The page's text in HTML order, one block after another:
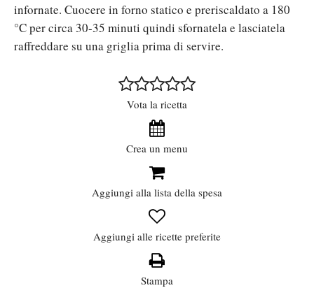
infornate. Cuocere in forno statico e preriscaldato a 180
°C per circa 30-35 minuti quindi sfornatela e lasciatela
raffreddare su una griglia prima di servire.
Vota la ricetta
Crea un menu
Aggiungi alla lista della spesa
Aggiungi alle ricette preferite
Stampa